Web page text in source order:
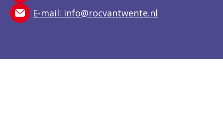
E-mail: info@rocvantwente.nl